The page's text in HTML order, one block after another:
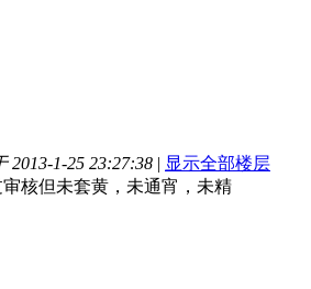
2013-1-25 23:27:38 | 显示全部楼层
审核但未套黄，未通宵，未精